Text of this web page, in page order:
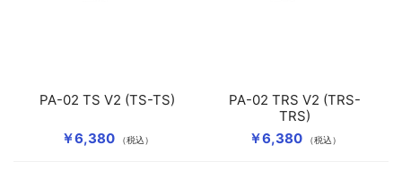
￥6,380 （税込）
PA-02 TS V2 (TS-TS)
￥6,380 （税込）
PA-02 TRS V2 (TRS-
TRS)